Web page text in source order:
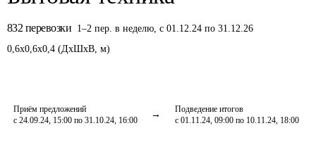
832 перевозки 1–2 пер. в неделю,с 01.12.24 по 31.12.26
0,6x0,6x0,4 (ДxШxВ, м)
Приём предложений
с 24.09.24, 15:00 по 31.10.24, 16:00
Подведение итогов
с 01.11.24, 09:00 по 10.11.24, 18:00